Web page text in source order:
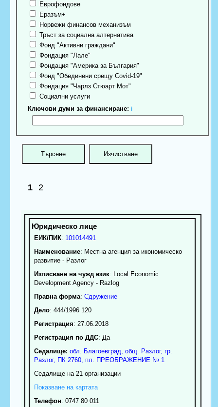
Еврофондове
Еразъм+
Норвежи финансов механизъм
Тръст за социална алтернатива
Фонд "Активни граждани"
Фондация "Лале"
Фондация "Америка за България"
Фонд "Обединени срещу Covid-19"
Фондация "Чарлз Стюарт Мот"
Социални услуги
Ключови думи за финансиране: ℹ
1 2
ЕИК/ПИК: 101014491
Наименование: Местна агенция за икономическо
развитие - Разлог
Изписване на чужд език: Local Economic
Development Agency - Razlog
Правна форма: Сдружение
Дело: 444/1996 120
Регистрация: 27.06.2018
Регистрация по ДДС: Да
Седалище: обл. Благоевград общ. Разлог, гр.
Разлог, ПК 2760, пл. ПРЕОБРАЖЕНИЕ № 1
Седалище на 21 организации
Показване на картата
Телефон: 0747 80 011